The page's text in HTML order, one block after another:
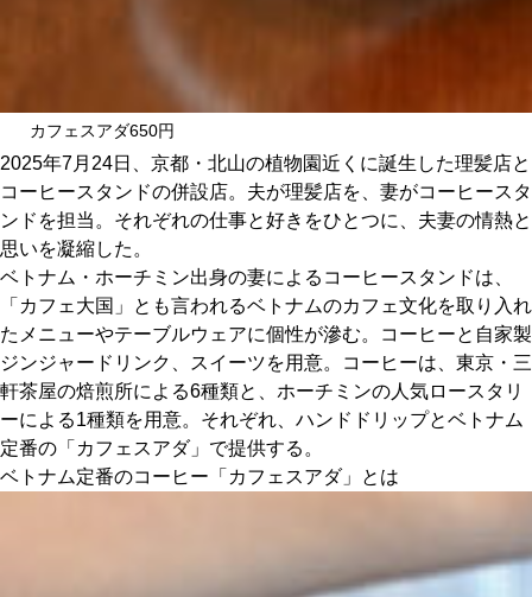
関西で開催。
おすすめの展覧会
おすすめの映画
誠光社で選びました。
おすすめの本
紹介します。
おすすめのイベント
カフェスアダ650円
2025年7月24日、京都・北山の植物園近くに誕生した理髪店と
コーヒースタンドの併設店。夫が理髪店を、妻がコーヒースタ
ンドを担当。それぞれの仕事と好きをひとつに、夫妻の情熱と
思いを凝縮した。
ベトナム・ホーチミン出身の妻によるコーヒースタンドは、
「カフェ大国」とも言われるベトナムのカフェ文化を取り入れ
たメニューやテーブルウェアに個性が滲む。コーヒーと自家製
ジンジャードリンク、スイーツを用意。コーヒーは、東京・三
軒茶屋の焙煎所による6種類と、ホーチミンの人気ロースタリ
ーによる1種類を用意。それぞれ、ハンドドリップとベトナム
定番の「カフェスアダ」で提供する。
ベトナム定番のコーヒー「カフェスアダ」とは